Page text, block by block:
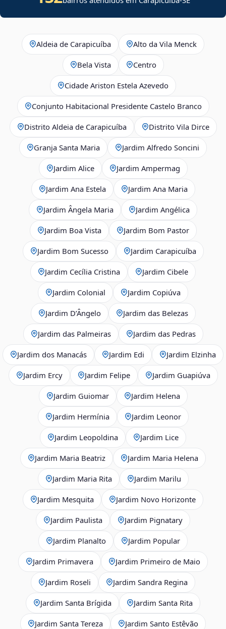
Aldeia de Carapicuíba Alto da Vila Menck
Bela Vista Centro
Cidade Ariston Estela Azevedo
Conjunto Habitacional Presidente Castelo Branco
Distrito Aldeia de Carapicuíba Distrito Vila Dirce
Granja Santa Maria Jardim Alfredo Soncini
Jardim Alice Jardim Ampermag
Jardim Ana Estela Jardim Ana Maria
Jardim Ângela Maria Jardim Angélica
Jardim Boa Vista Jardim Bom Pastor
Jardim Bom Sucesso Jardim Carapicuíba
Jardim Cecília Cristina Jardim Cibele
Jardim Colonial Jardim Copiúva
Jardim D’Ângelo Jardim das Belezas
Jardim das Palmeiras Jardim das Pedras
Jardim dos Manacás Jardim Edi Jardim Elzinha
Jardim Ercy Jardim Felipe Jardim Guapiúva
Jardim Guiomar Jardim Helena
Jardim Hermínia Jardim Leonor
Jardim Leopoldina Jardim Lice
Jardim Maria Beatriz Jardim Maria Helena
Jardim Maria Rita Jardim Marilu
Jardim Mesquita Jardim Novo Horizonte
Jardim Paulista Jardim Pignatary
Jardim Planalto Jardim Popular
Jardim Primavera Jardim Primeiro de Maio
Jardim Roseli Jardim Sandra Regina
Jardim Santa Brígida Jardim Santa Rita
Jardim Santa Tereza Jardim Santo Estêvão